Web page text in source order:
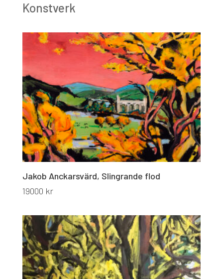
Konstverk
Jakob Anckarsvärd, Slingrande flod
19000 kr